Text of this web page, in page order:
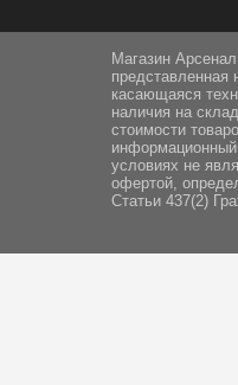
Магазин
представленная
касающаяся
наличия на
стоимости
информационный
условиях не
офертой,
Статьи 437(2)